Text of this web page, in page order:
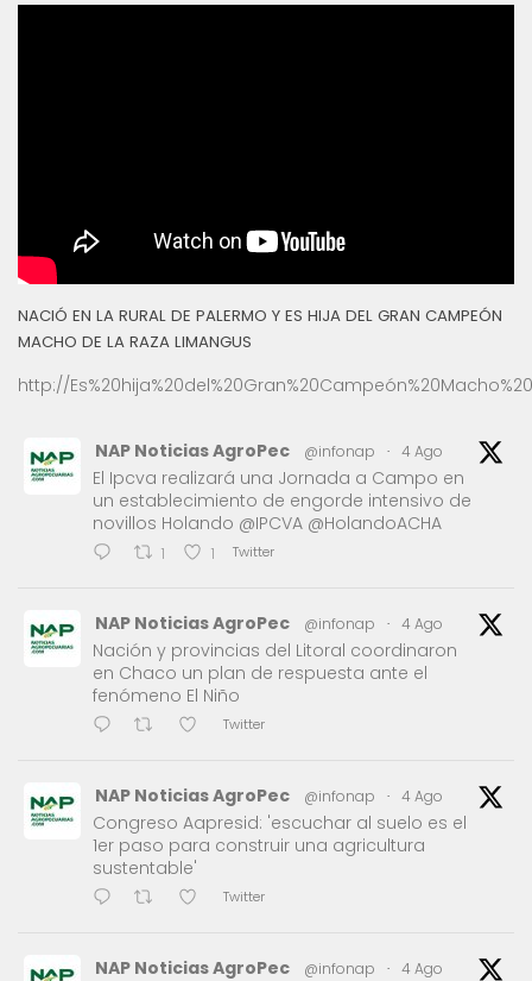
NACIÓ EN LA RURAL DE PALERMO Y ES HIJA DEL GRAN CAMPEÓN
MACHO DE LA RAZA LIMANGUS
http://
NAP Noticias AgroPec @infonap · 4 Ago
El Ipcva realizará una Jornada a Campo en
un establecimiento de engorde intensivo de
novillos Holando @IPCVA @HolandoACHA
1 1 Twitter
NAP Noticias AgroPec @infonap · 4 Ago
Nación y provincias del Litoral coordinaron
en Chaco un plan de respuesta ante el
fenómeno El Niño
Twitter
NAP Noticias AgroPec @infonap · 4 Ago
Congreso Aapresid: 'escuchar al suelo es el
1er paso para construir una agricultura
sustentable'
Twitter
NAP Noticias AgroPec @infonap · 4 Ago